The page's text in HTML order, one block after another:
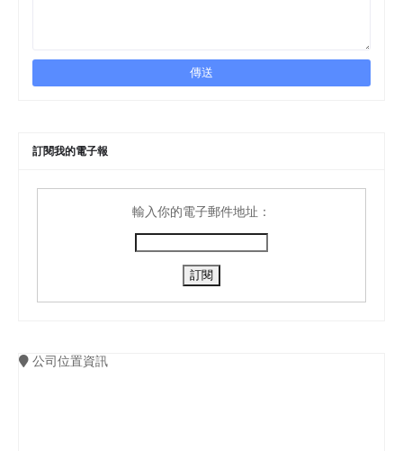
訂閱我的電子報
輸入你的電子郵件地址：
公司位置資訊